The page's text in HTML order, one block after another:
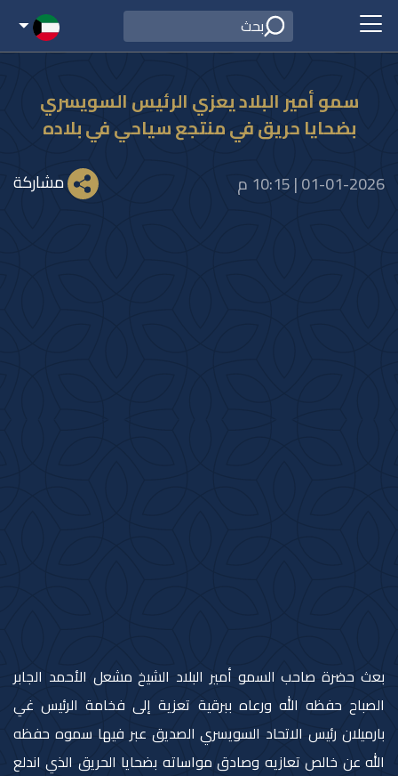
سمو أمير البلاد يعزي الرئيس السويسري
بضحايا حريق في منتجع سياحي في بلاده
01-01-2026 | 10:15 م
بعث حضرة صاحب السمو أمير البلاد الشيخ مشعل الأحمد الجابر
الصباح حفظه الله ورعاه ببرقية تعزية إلى فخامة الرئيس غي
بارميلان رئيس الاتحاد السويسري الصديق عبر فيها سموه حفظه
الله عن خالص تعازيه وصادق مواساته بضحايا الحريق الذي اندلع